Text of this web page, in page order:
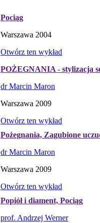
Pociąg
Warszawa 2004
Otwórz ten wykład
POŻEGNANIA - stylizacja
dr Marcin Maron
Warszawa 2009
Otwórz ten wykład
Pożegnania, Zagubione
dr Marcin Maron
Warszawa 2009
Otwórz ten wykład
Popiół i diament, Pociąg
prof. Andrzej Werner